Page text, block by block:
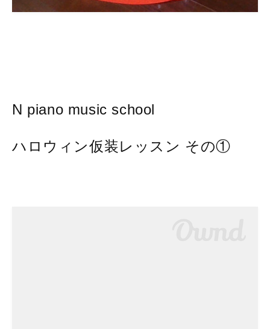
N piano music school
ハロウィン仮装レッスン その①